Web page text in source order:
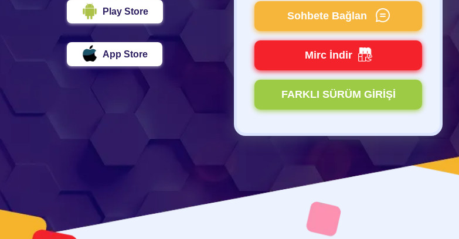
Play Store
App Store
Sohbete Bağlan
Mirc İndir
FARKLI SÜRÜM GİRİŞİ